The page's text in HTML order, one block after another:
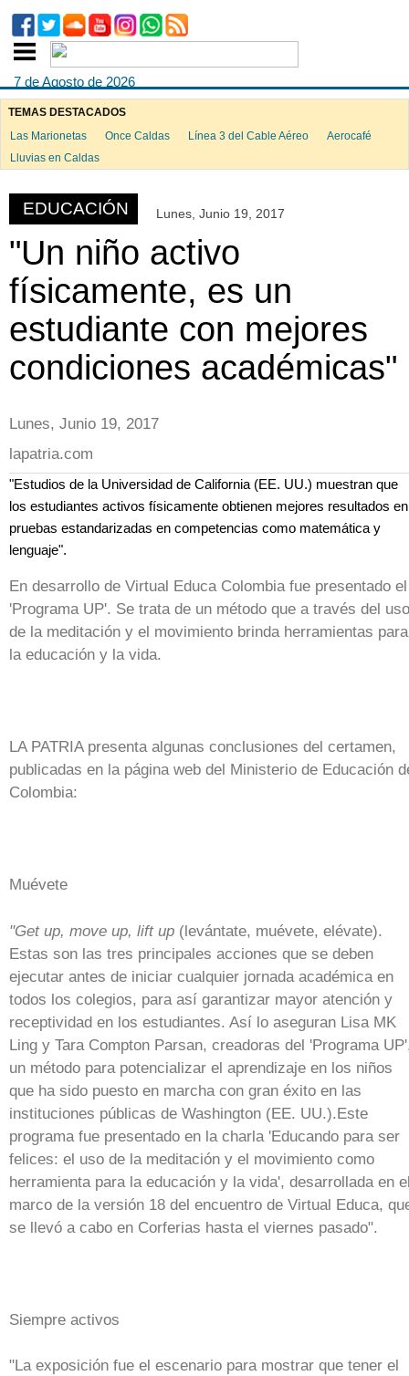
7 de Agosto de 2026
TEMAS DESTACADOS
Las Marionetas
Once Caldas Línea 3 del Cable Aéreo
Aerocafé
Lluvias en Caldas
EDUCACIÓN Lunes, Junio 19, 2017
"Un niño activo
físicamente, es un
estudiante con mejores
condiciones académicas"
Lunes, Junio 19, 2017
lapatria.com
"Estudios de la Universidad de California (EE. UU.) muestran que
los estudiantes activos físicamente obtienen mejores resultados en
pruebas estandarizadas en competencias como matemática y
lenguaje".
En desarrollo de Virtual Educa Colombia fue presentado el
'Programa UP'. Se trata de un método que a través del uso
de la meditación y el movimiento brinda herramientas para
la educación y la vida.
LA PATRIA presenta algunas conclusiones del certamen,
publicadas en la página web del Ministerio de Educación
Colombia:
Muévete
"Get up, move up, lift up (levántate, muévete, elévate).
Estas son las tres principales acciones que se deben
ejecutar antes de iniciar cualquier jornada académica en
todos los colegios, para así garantizar mayor atención y
receptividad en los estudiantes. Así lo aseguran Lisa MK
Ling y Tara Compton Parsan, creadoras del 'Programa
un método para potencializar el aprendizaje en los niños
que ha sido puesto en marcha con gran éxito en las
instituciones públicas de Washington (EE. UU.).Este
programa fue presentado en la charla 'Educando para ser
felices: el uso de la meditación y el movimiento como
herramienta para la educación y la vida', desarrollada en
marco de la versión 18 del encuentro de Virtual Educa,
se llevó a cabo en Corferias hasta el viernes pasado".
Siempre activos
"La exposición fue el escenario para mostrar que tener el